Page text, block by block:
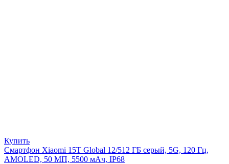
Купить
Смартфон Xiaomi 15T Global 12/512 ГБ серый, 5G, 120 Гц,
AMOLED, 50 МП, 5500 мАч, IP68